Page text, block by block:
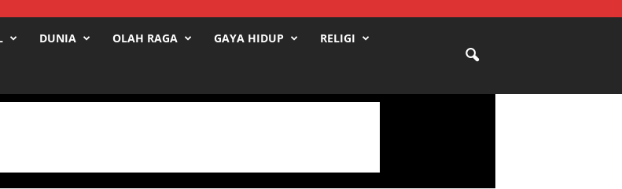
DUNIA OLAH RAGA GAYA HIDUP RELIGI